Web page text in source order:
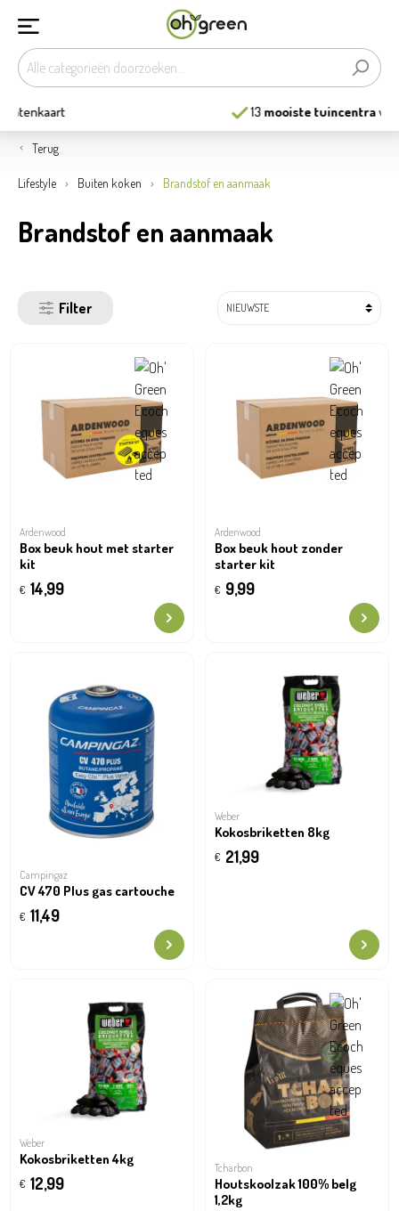
mooiste tuincentravan België
Terug
Lifestyle Buiten koken Brandstof en aanmaak
Brandstof en aanmaak
Filter
Ardenwood
Box beuk hout met starter
kit
€ 14,99
Ardenwood
Box beuk hout zonder
starter kit
€ 9,99
Campingaz
CV 470 Plus gas cartouche
€ 11,49
Weber
Kokosbriketten 8kg
€ 21,99
Weber
Kokosbriketten 4kg
€ 12,99
Tcharbon
Houtskoolzak 100% belg
1,2kg